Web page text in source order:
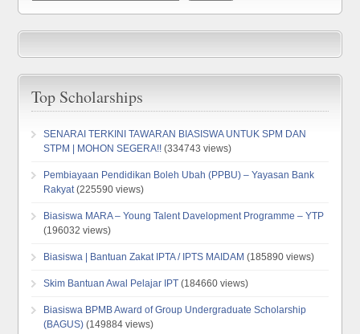
Top Scholarships
SENARAI TERKINI TAWARAN BIASISWA UNTUK SPM DAN
STPM | MOHON SEGERA!! (334743 views)
Pembiayaan Pendidikan Boleh Ubah (PPBU) – Yayasan Bank
Rakyat(225590 views)
Biasiswa MARA – Young Talent Davelopment Programme – YTP
(196032 views)
Biasiswa | Bantuan Zakat IPTA / IPTS MAIDAM (185890 views)
Skim Bantuan Awal Pelajar IPT (184660 views)
Biasiswa BPMB Award of Group Undergraduate Scholarship
(BAGUS) (149884 views)